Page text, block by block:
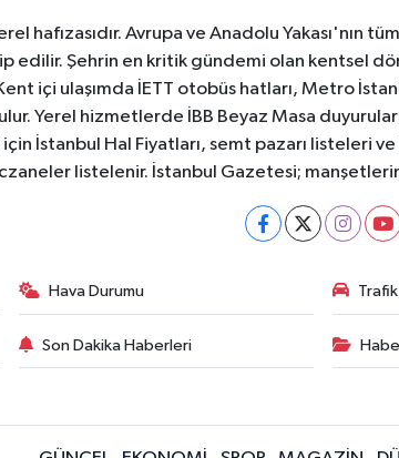
hafızasıdır. Avrupa ve Anadolu Yakası'nın
edilir. Şehrin en kritik gündemi olan kentsel
içi ulaşımda İETT otobüs hatları, Metro
Yerel hizmetlerde İBB Beyaz Masa
İstanbul Hal Fiyatları, semt pazarı listeleri
listelenir. İstanbul Gazetesi;
Hava Durumu
Son Dakika Haberleri